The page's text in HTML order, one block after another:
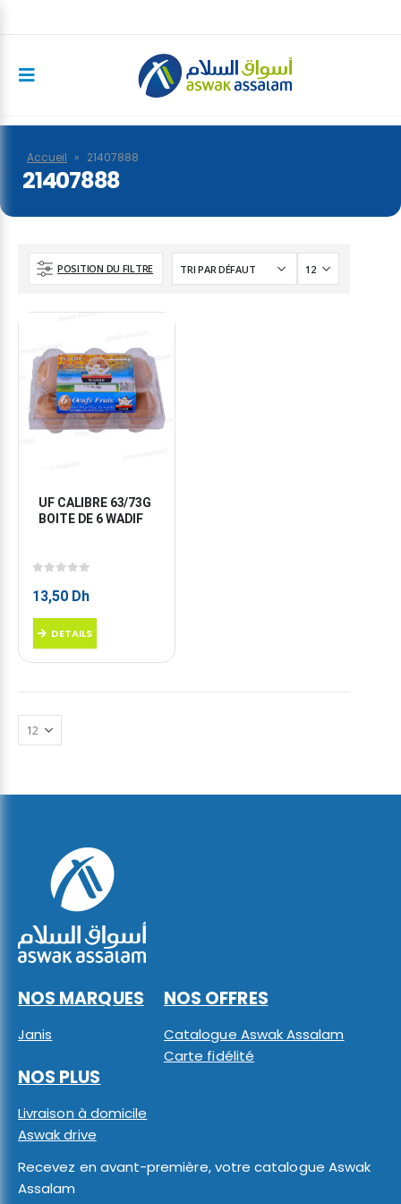
Accueil » 21407888
21407888
POSITION DU FILTRE
UF CALIBRE 63/73G
BOITE DE 6 WADIF
13,50 Dh
DETAILS
NOS MARQUES
Janis
NOS OFFRES
Catalogue Aswak Assalam
Carte fidélité
NOS PLUS
Livraison à domicile
Aswak drive
Recevez en avant-première, votre catalogue Aswak
Assalam